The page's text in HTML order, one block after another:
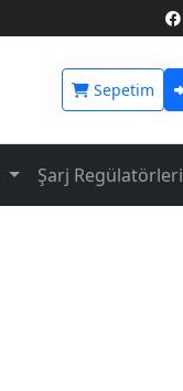
Sepetim
Şarj Regülatörleri